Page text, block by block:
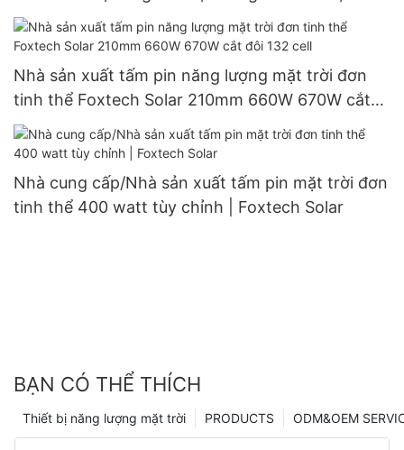
suất 60W, 80W, 100W.
Nhà sản xuất tấm pin năng lượng mặt trời đơn
tinh thể Foxtech Solar 210mm 660W 670W cắt
đôi 132 cell
Nhà cung cấp/Nhà sản xuất tấm pin mặt trời đơn
tinh thể 400 watt tùy chỉnh | Foxtech Solar
BẠN CÓ THỂ THÍCH
ODM&OEM
PRODUCTS
Thiết bị năng lượng mặt trời